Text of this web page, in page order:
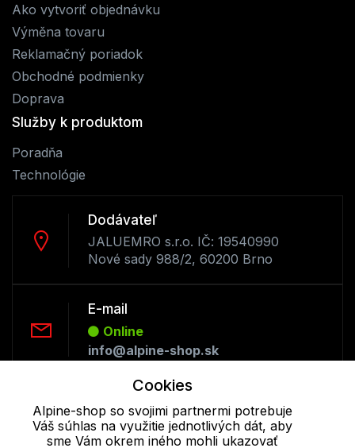
Ako vytvoriť objednávku
Výměna tovaru
Reklamačný poriadok
Obchodné podmienky
Doprava
Služby k produktom
Poradňa
Technológie
Dodávateľ
JALUEMRO s.r.o. IČ: 19540990
Nové sady 988/2, 60200 Brno
E-mail
Online
info@alpine-shop.sk
Offline
+421 277 270 053
Cookies
Alpine-shop so svojimi partnermi potrebuje
Váš súhlas na využitie jednotlivých dát, aby
sme Vám okrem iného mohli ukazovať